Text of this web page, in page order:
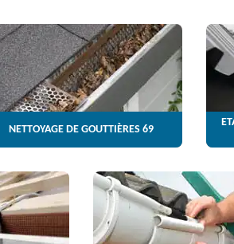
NETTOYAGE DE GOUTTIÈRES 69